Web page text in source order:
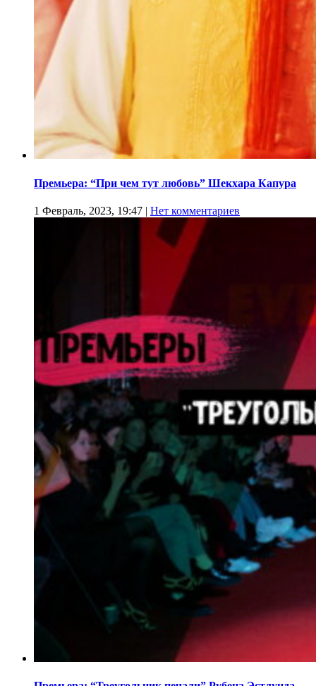
Премьера: “При чем тут любовь” Шекхара Капура
1 Февраль, 2023, 19:47 | Нет комментариев